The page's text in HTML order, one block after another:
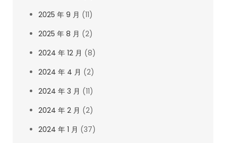
2025 年 9 月 (11)
2025 年 8 月 (2)
2024 年 12 月 (8)
2024 年 4 月 (2)
2024 年 3 月 (11)
2024 年 2 月 (2)
2024 年 1 月 (37)